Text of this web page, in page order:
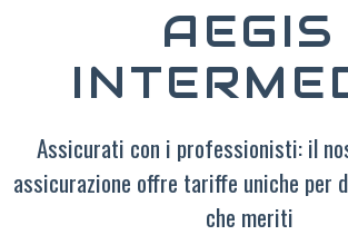
AEGIS
Assicurati con i professionisti: il
assicurazione offre tariffe uniche per
che meriti